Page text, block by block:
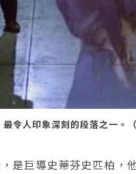
令人印象深刻的段落之一。
是巨導史蒂芬史匹柏，